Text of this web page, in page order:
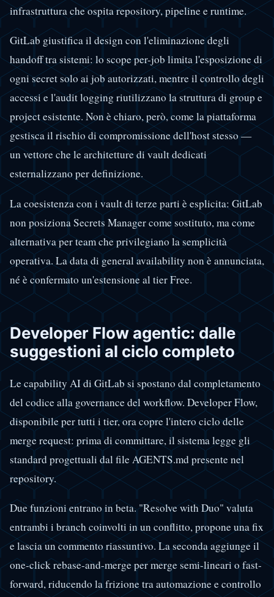
infrastruttura che ospita repository, pipeline e runtime.
GitLab giustifica il design con l'eliminazione degli
handoff tra sistemi: lo scope per-job limita l'esposizione di
ogni secret solo ai job autorizzati, mentre il controllo degli
accessi e l'audit logging riutilizzano la struttura di group e
project esistente. Non è chiaro, però, come la piattaforma
gestisca il rischio di compromissione dell'host stesso —
un vettore che le architetture di vault dedicati
esternalizzano per definizione.
La coesistenza con i vault di terze parti è esplicita: GitLab
non posiziona Secrets Manager come sostituto, ma come
alternativa per team che privilegiano la semplicità
operativa. La data di general availability non è annunciata,
né è confermato un'estensione al tier Free.
Developer Flow agentic: dalle
suggestioni al ciclo completo
Le capability AI di GitLab si spostano dal completamento
del codice alla governance del workflow. Developer Flow,
disponibile per tutti i tier, ora copre l'intero ciclo delle
merge request: prima di committare, il sistema legge gli
standard progettuali dal file AGENTS.md presente nel
repository.
Due funzioni entrano in beta. "Resolve with Duo" valuta
entrambi i branch coinvolti in un conflitto, propone una fix
e lascia un commento riassuntivo. La seconda aggiunge il
one-click rebase-and-merge per merge semi-lineari o fast-
forward, riducendo la frizione tra automazione e controllo